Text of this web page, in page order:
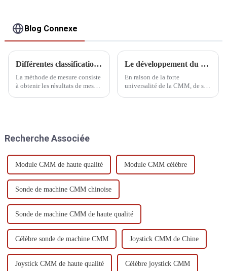
Blog Connexe
Différentes classifications des méthodes de mesure
La méthode de mesure consiste
à obtenir les résultats de mesure
courantes.
Le développement du CMM
En raison de la forte
universalité de la CMM, de sa
grande...
Recherche Associée
Module CMM de haute qualité Module CMM célèbre
Sonde de machine CMM chinoise
Sonde de machine CMM de haute qualité
Célèbre sonde de machine CMM Joystick CMM de Chine
Joystick CMM de haute qualité Célèbre joystick CMM